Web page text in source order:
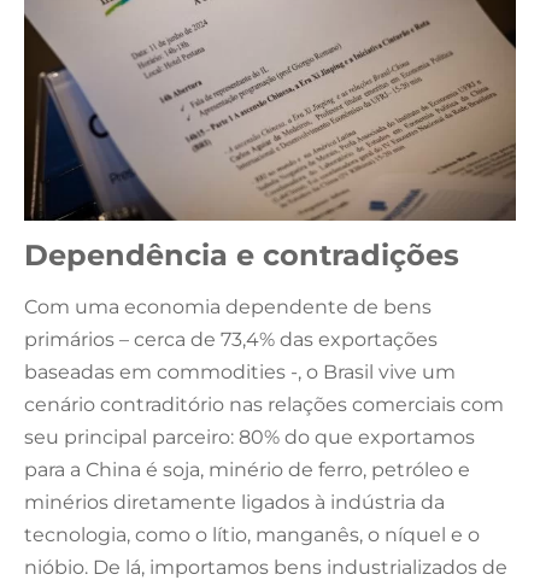
Dependência e contradições
Com uma economia dependente de bens
primários – cerca de 73,4% das exportações
baseadas em commodities -, o Brasil vive um
cenário contraditório nas relações comerciais com
seu principal parceiro: 80% do que exportamos
para a China é soja, minério de ferro, petróleo e
minérios diretamente ligados à indústria da
tecnologia, como o lítio, manganês, o níquel e o
nióbio. De lá, importamos bens industrializados de